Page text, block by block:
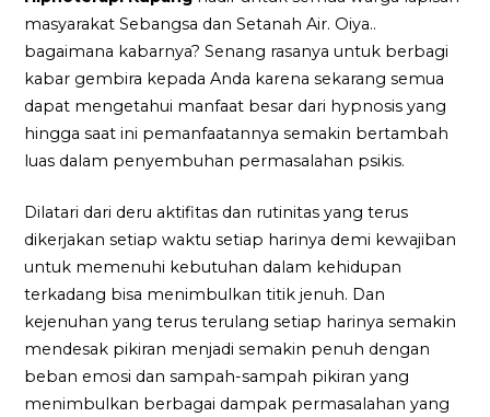
masyarakat Sebangsa dan Setanah Air. Oiya..
bagaimana kabarnya? Senang rasanya untuk berbagi
kabar gembira kepada Anda karena sekarang semua
dapat mengetahui manfaat besar dari hypnosis yang
hingga saat ini pemanfaatannya semakin bertambah
luas dalam penyembuhan permasalahan psikis.
Dilatari dari deru aktifitas dan rutinitas yang terus
dikerjakan setiap waktu setiap harinya demi kewajiban
untuk memenuhi kebutuhan dalam kehidupan
terkadang bisa menimbulkan titik jenuh. Dan
kejenuhan yang terus terulang setiap harinya semakin
mendesak pikiran menjadi semakin penuh dengan
beban emosi dan sampah-sampah pikiran yang
menimbulkan berbagai dampak permasalahan yang